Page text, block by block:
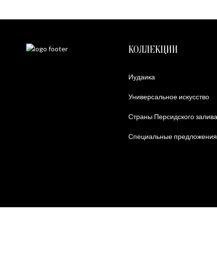
КОЛЛЕКЦИИ
Иудаика
Универсальное искусство
Страны Персидского залива
Специальные предложения